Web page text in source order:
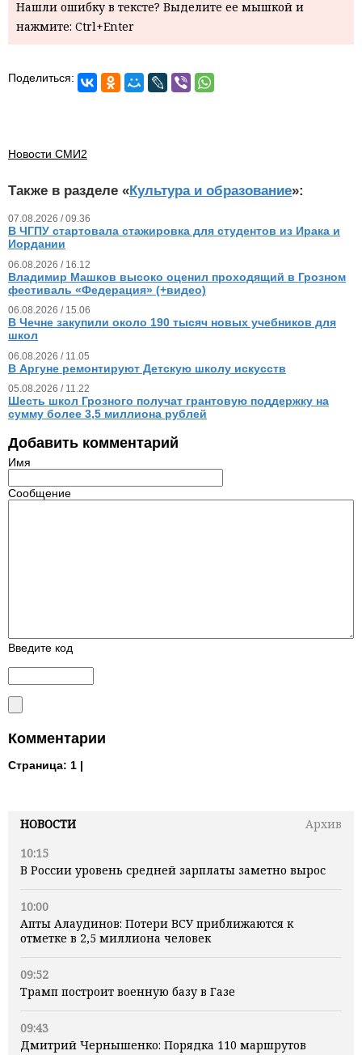
НОВОСТИ
Архив
10:15
В России уровень средней зарплаты заметно вырос
10:00
Апты Алаудинов: Потери ВСУ приближаются к
отметке в 2,5 миллиона человек
09:52
Трамп построит военную базу в Газе
09:43
Дмитрий Чернышенко: Порядка 110 маршрутов
Нашли ошибку в тексте? Выделите ее мышкой и
нажмите: Ctrl+Enter
Поделиться:
Новости СМИ2
Также в разделе «Культура и образование»:
07.08.2026 / 09.36
В ЧГПУ стартовала стажировка для студентов из Ирака и
Иордании
06.08.2026 / 16.12
Владимир Машков высоко оценил проходящий в Грозном
фестиваль «Федерация» (+видео)
06.08.2026 / 15.06
В Чечне закупили около 190 тысяч новых учебников для
школ
06.08.2026 / 11.05
В Аргуне ремонтируют Детскую школу искусств
05.08.2026 / 11.22
Шесть школ Грозного получат грантовую поддержку на
сумму более 3,5 миллиона рублей
Добавить комментарий
Имя
Сообщение
Введите код
Комментарии
Страница: 1 |